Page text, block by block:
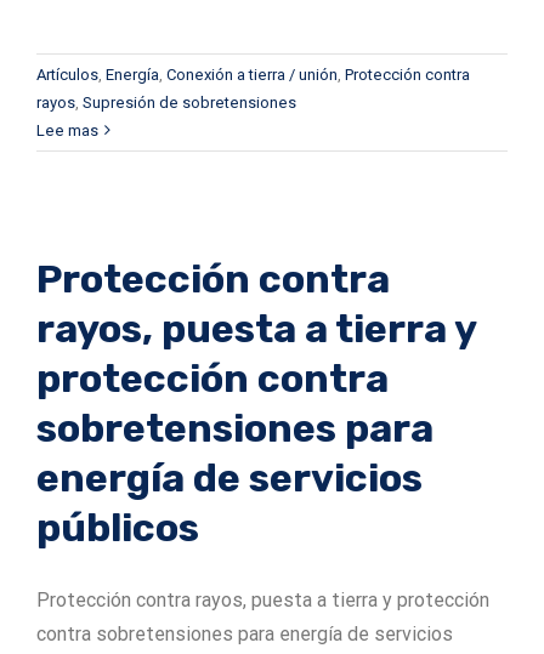
Artículos Energía Conexión a tierra / unión Protección contra
rayos Supresión de sobretensiones
Lee mas
Protección contra
rayos, puesta a tierra y
protección contra
sobretensiones para
energía de servicios
públicos
Protección contra rayos, puesta a tierra y protección
contra sobretensiones para energía de servicios